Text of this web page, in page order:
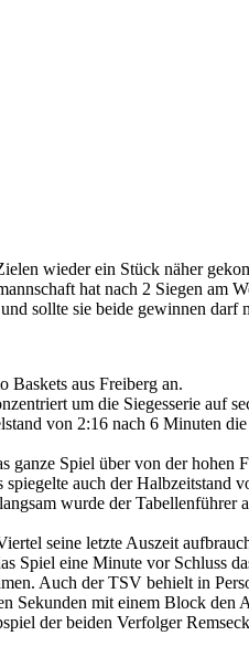
wieder ein Stück näher
sollte sie beide gewinnen darf
Baskets aus Freiberg an.
um die Siegesserie auf
von 2:16 nach 6 Minuten
ganze Spiel über von der
auch der Halbzeitstand
wurde der
seine letzte Auszeit
Spiel eine Minute vor Schluss
Auch der TSV behielt in
mit einem Block den